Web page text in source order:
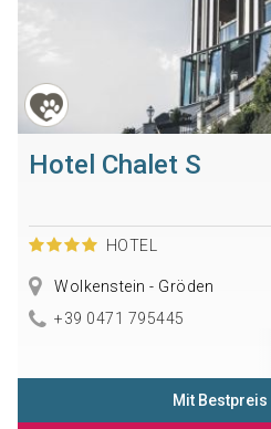
Hotel Chalet S
HOTEL
Wolkenstein - Gröden
+39 0471 795445
Mit Bestpreis